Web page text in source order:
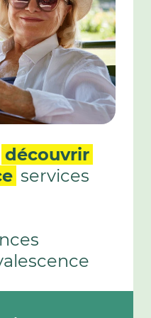
découvrir
services